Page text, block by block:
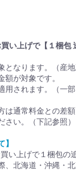
い上げで【１梱包
となります。（産地
額が対象です。
されます。（一
通常料金との差額
い。（下記参照）
】
い上げで１梱包の
、北海道・沖縄・